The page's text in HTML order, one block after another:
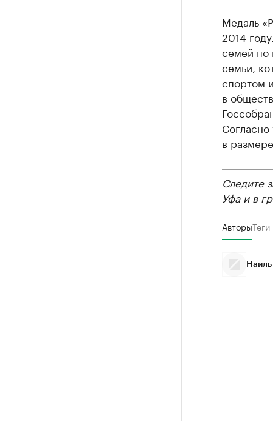
Медаль
2014
семей по
семьи,
спортом
в
Согласно
в
Следите
Уфа и в
АвторыТеги